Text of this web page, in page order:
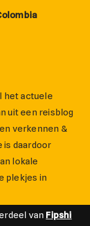
het actuele
uit een reisblog
verkennen &
daardoor
lokale
plekjes in
van Fipshi